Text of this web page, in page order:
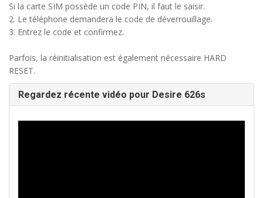
Si la carte SIM possède un code PIN, il faut le saisir.
2. Le téléphone demandera le code de déverrouillage.
3. Entrez le code et confirmez.
Parfois, la réinitialisation est également nécessaire HARD
RESET.
Regardez récente vidéo pour Desire 626s